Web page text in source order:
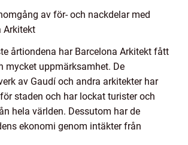
av för- och nackdelar med
Arkitekt
årtiondena har Barcelona Arkitekt fått
mycket uppmärksamhet. De
av Gaudí och andra arkitekter har
staden och har lockat turister och
hela världen. Dessutom har de
ekonomi genom intäkter från